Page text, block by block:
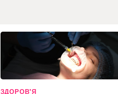
ЗДОРОВ'Я